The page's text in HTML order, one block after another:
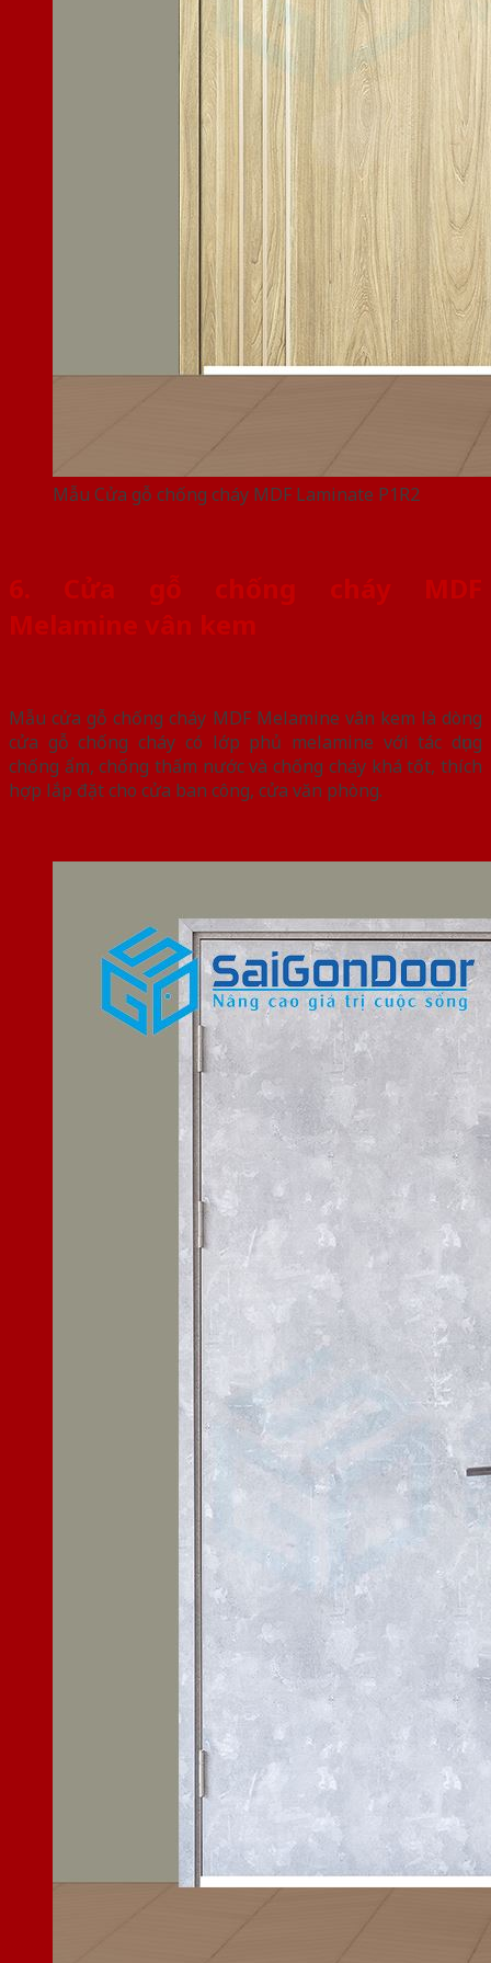
Mẫu Cửa gỗ chống cháy MDF Laminate P1R2
6. Cửa gỗ chống cháy MDF
Melamine vân kem
Mẫu cửa gỗ chống cháy MDF Melamine vân kem là dòng
cửa gỗ chống cháy có lớp phủ melamine với tác dụng
chống ẩm, chống thấm nước và chống cháy khá tốt, thích
hợp lắp đặt cho cửa ban công, cửa văn phòng.